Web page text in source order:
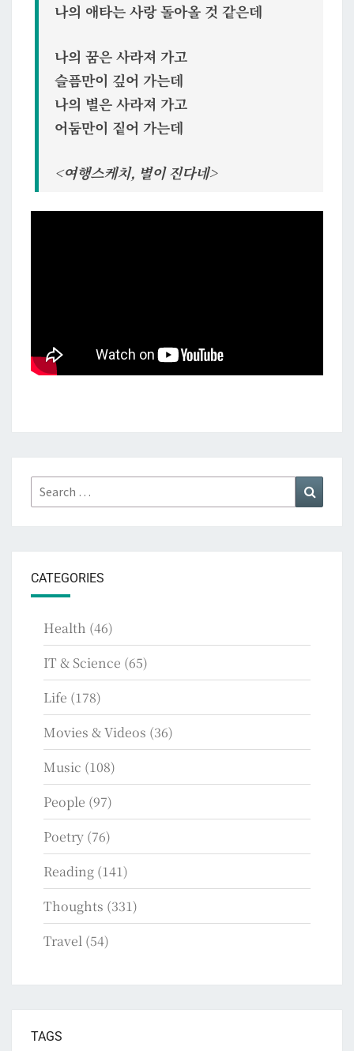
나의 애타는 사랑 돌아올 것 같은데
나의 꿈은 사라져 가고
슬픔만이 깊어 가는데
나의 별은 사라져 가고
어둠만이 짙어 가는데
<여행스케치, 별이 진다네>
Search
for:
CATEGORIES
Health (46)
IT & Science (65)
Life (178)
Movies & Videos (36)
Music (108)
People (97)
Poetry (76)
Reading (141)
Thoughts (331)
Travel (54)
TAGS